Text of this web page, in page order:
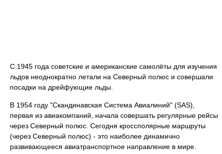
С 1945 года советские и американские самолёты для изучения
льдов неоднократно летали на Северный полюс и совершали
посадки на дрейфующие льды.
В 1954 году "Скандинавская Система Авиалиний" (SAS),
первая из авиакомпаний, начала совершать регулярные рейсы
через Северный полюс. Сегодня кроссполярные маршруты
(через Северный полюс) - это наиболее динамично
развивающееся авиатранспортное направление в мире.